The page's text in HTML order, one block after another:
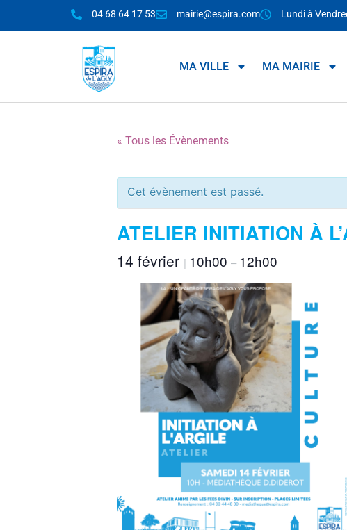
04 68 64 17 53 mairie@espira.com Lundi à
MA VILLE MA MAIRIE
« Tous les Évènements
Cet évènement est passé.
ATELIER INITIATION À
14 février | 10h00 – 12h00